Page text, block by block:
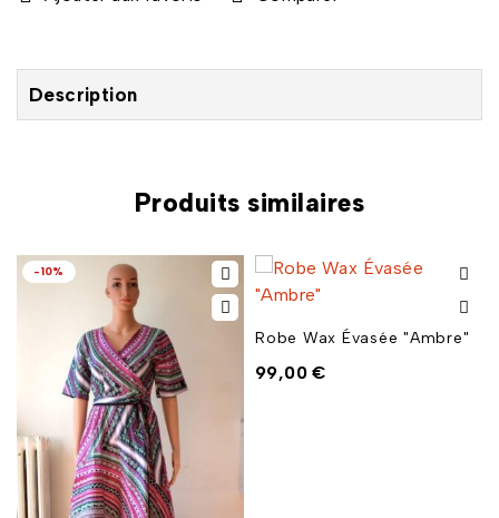
Description
Produits similaires
-10%
Robe Wax Évasée "Ambre"
99,00€